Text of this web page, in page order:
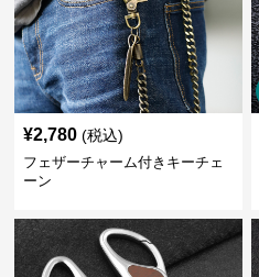
¥2,780 (税込)
フェザーチャーム付きキーチェ
ーン